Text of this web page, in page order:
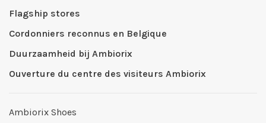
Flagship stores
Cordonniers reconnus en Belgique
Duurzaamheid bij Ambiorix
Ouverture du centre des visiteurs Ambiorix
Ambiorix Shoes